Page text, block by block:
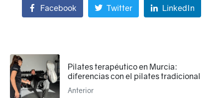
Facebook Twitter LinkedIn
Pilates terapéutico en Murcia:
diferencias con el pilates tradicional
Anterior